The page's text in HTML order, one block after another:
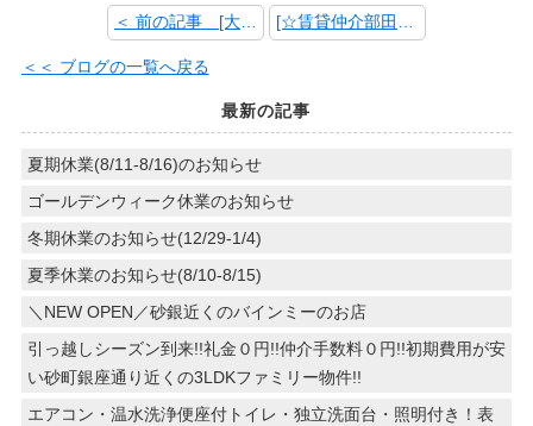
＜ 前の記事 [大島駅近くに調剤薬局オープン！]
＜＜ ブログの一覧へ戻る
最新の記事
夏期休業(8/11-8/16)のお知らせ
ゴールデンウィーク休業のお知らせ
冬期休業のお知らせ(12/29-1/4)
夏季休業のお知らせ(8/10-8/15)
＼NEW OPEN／砂銀近くのバインミーのお店
引っ越しシーズン到来!!礼金０円!!仲介手数料０円!!初期費用が安
い砂町銀座通り近くの3LDKファミリー物件!!
エアコン・温水洗浄便座付トイレ・独立洗面台・照明付き！表